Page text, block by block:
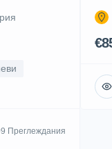
Преглеждания